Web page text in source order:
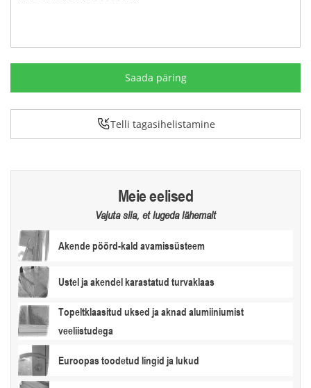
Telli tagasihelistamine
Meie eelised
Vajuta siia, et lugeda lähemalt
Akende pöörd-kald avamissüsteem
Ustel ja akendel karastatud turvaklaas
Topeltklaasitud uksed ja aknad alumiiniumist
veeliistudega
Euroopas toodetud lingid ja lukud